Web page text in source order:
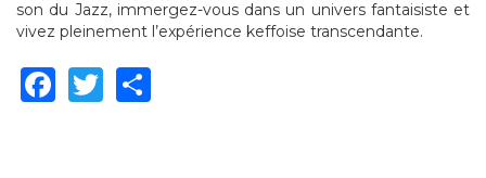
son du Jazz, immergez-vous dans un univers fantaisiste et
vivez pleinement l’expérience keffoise transcendante.
Facebook
Twitter